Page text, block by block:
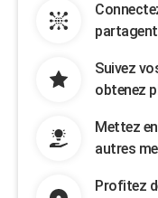
Suivez
obtenez
Mettez
autres
Profitez